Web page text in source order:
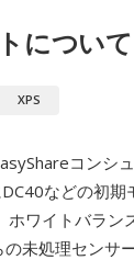
について
XPS
コンシ
などの初期
ワイトバラン
未処理センサ